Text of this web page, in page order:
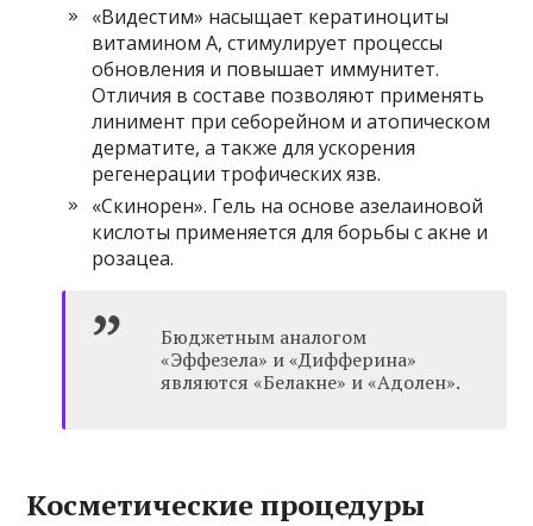
«Видестим» насыщает кератиноциты
витамином А, стимулирует процессы
обновления и повышает иммунитет.
Отличия в составе позволяют применять
линимент при себорейном и атопическом
дерматите, а также для ускорения
регенерации трофических язв.
«Скинорен». Гель на основе азелаиновой
кислоты применяется для борьбы с акне и
розацеа.
Бюджетным аналогом
«Эффезела» и «Дифферина»
являются «Белакне» и «Адолен».
Косметические процедуры